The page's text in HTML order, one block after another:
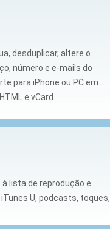
desduplicar, altere o
número e e-mails do
para iPhone ou PC em
e vCard.
à lista de reprodução e
U, podcasts, toques,